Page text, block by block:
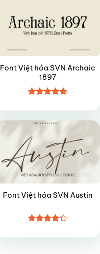
Font Việt hóa SVN Archaic
1897
hạng4.95
sao
Font Việt hóa SVN Austin
hạng4.35